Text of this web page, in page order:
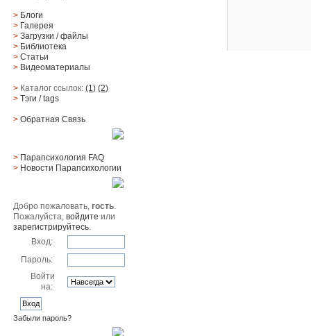
> Блоги
> Галерея
> Загрузки/файлы
> Библиотека
> Статьи
> Видеоматериалы
> Каталог ссылок:(1) (2)
> Тэги/ tags
> Обратная Cвязь
> Парапсихология FAQ
> Новости Парапсихологии
Добро пожаловать,гость.
Пожалуйста,войдите или
зарегистрируйтесь.
Вход:
Пароль:
Войти
на:
Забыли пароль?